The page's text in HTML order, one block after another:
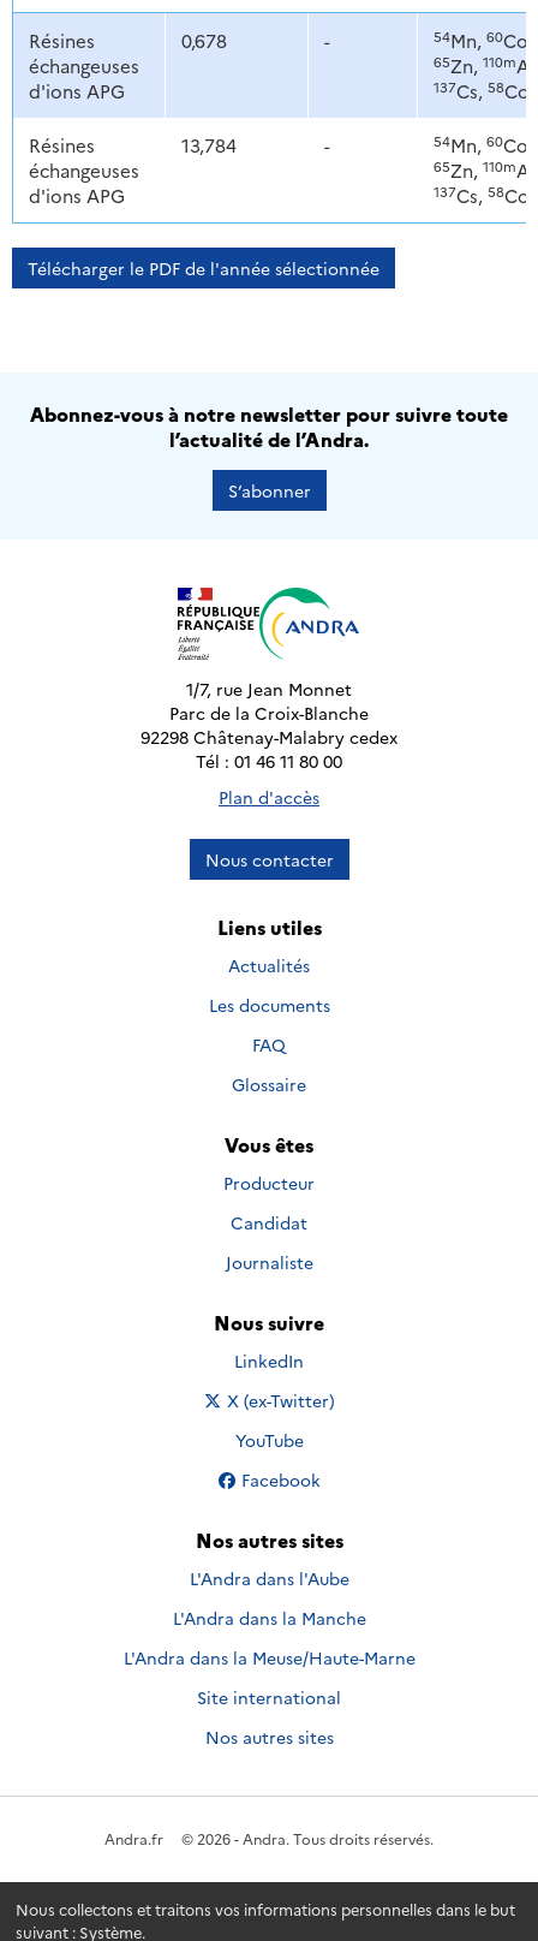
Nous collectons et traitons vos informations personnelles dans le but
suivant : Système.
Résines
échangeuses
d'ions APG
0,678 - 54Mn, 60Co,
65Zn, 110m
137Cs, 58Co
Résines
échangeuses
d'ions APG
13,784 - 54Mn, 60Co,
65Zn, 110m
137Cs, 58Co
Télécharger le PDF de l'année sélectionnée
Abonnez-vous à notre newsletter pour suivre toute
l’actualité de l’Andra.
S’abonner
1/7, rue Jean Monnet
Parc de la Croix-Blanche
92298 Châtenay-Malabry cedex
Tél : 01 46 11 80 00
Plan d'accès
Nous contacter
Liens utiles
Actualités
Les documents
FAQ
Glossaire
Vous êtes
Producteur
Candidat
Journaliste
Nous suivre
Nous suivre sur
LinkedIn
Nous suivre sur
X (ex-Twitter)
Nous suivre sur
YouTube
Nous suivre sur
Facebook
Nos autres sites
L'Andra dans l'Aube
L'Andra dans la Manche
L'Andra dans la Meuse/Haute-Marne
Site international
Nos autres sites
Andra.fr © 2026 - Andra. Tous droits réservés.